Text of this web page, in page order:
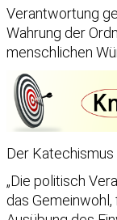
Verantwortung
Wahrung der
menschlichen
Der
„Die politisch
das